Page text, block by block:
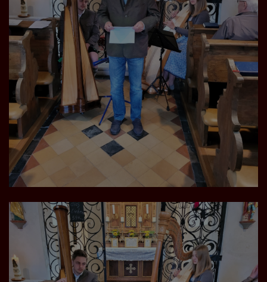
Diese Website nutzt Matomo Analytics für die Auswertung der
Seitenaufrufe als Statistik. Die hierdurch gespeicherten Daten werden
ausschließlich auf unseren eigenen Servern gespeichert. Eine
Übertragung an Dritte erfolgt nicht. Wir verwenden die Funktion
AnonymizeIP zur Anonymisierung Ihrer IP-Adresse, so dass diese gekürzt
wird und nicht mehr Ihrem Besuch auf unserer Internetseite zugeordnet
werden kann.
YouTube / Vimeo
Videos werden über die Plattformen YouTube oder Vimeo eingebunden.
Wir nutzen YouTube im erweiterten Datenschutzmodus. Dieser Modus
bewirkt laut YouTube, dass YouTube keine Informationen über die
Besucher auf dieser Website speichert, bevor diese sich das Video
ansehen.
Eingebundene Inhalte
eingebunden. Das können Kartendienste wie z.B. Google Maps sein
oder auch Anwendungen einer externen Website.